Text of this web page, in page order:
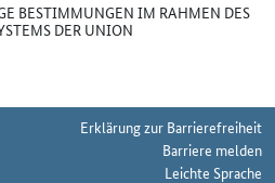
BESTIMMUNGEN IM RAHMEN DES
DER UNION
Erklärung zur Barrierefreiheit
Barriere melden
Leichte Sprache